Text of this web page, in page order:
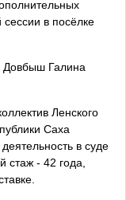
в посёлке
Довбыш Галина
Ленского
Саха
в суде
стаж - 42 года,